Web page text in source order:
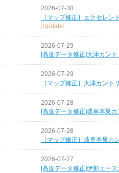
2026-07-30
［マップ修正］エクセレン
[Update]
2026-07-29
[高度データ修正]大津カン
2026-07-29
［マップ修正］大津カン
2026-07-28
[高度データ修正]岐阜本巣
2026-07-28
［マップ修正］岐阜本巣カ
2026-07-27
[高度データ修正]伊那エー